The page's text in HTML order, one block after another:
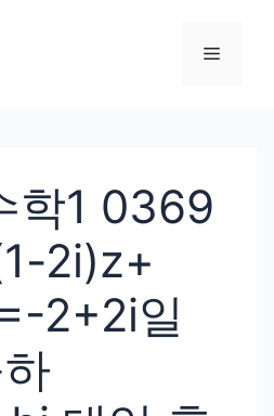
메
학1 0369
2i)z+
2+2i일